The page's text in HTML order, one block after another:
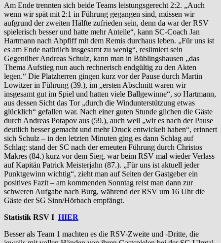
Am Ende trennten sich beide Teams leistungsgerecht 2:2. „Auch
wenn wir spät mit 2:1 in Führung gegangen sind, müssen wir
aufgrund der zweiten Hälfte zufrieden sein, denn da war der RSV
spielerisch besser und hatte mehr Anteile“, kann SC-Coach Jan
Hartmann nach Abpfiff mit dem Remis durchaus leben. „Für uns ist
es am Ende natürlich insgesamt zu wenig“, resümiert sein
Gegenüber Andreas Schulz, kann man in Büblingshausen „das
Thema Aufstieg nun auch rechnerisch endgültig zu den Akten
legen.“ Die Platzherren gingen kurz vor der Pause durch Martin
Lowitzer in Führung (39.), im „ersten Abschnitt waren wir
insgesamt gut im Spiel und hatten viele Ballgewinne“, so Hartmann,
aus dessen Sicht das Tor „durch die Windunterstützung etwas
glücklich“ gefallen war. Nach einer guten Stunde glichen die Gäste
durch Andreas Potapov aus (59.), auch weil „wir es nach der Pause
deutlich besser gemacht und mehr Druck entwickelt haben“, erinnert
sich Schulz – in den letzten Minuten ging es dann Schlag auf
Schlag: stand der SC nach der erneuten Führung durch Christos
Makres (84.) kurz vor dem Sieg, war beim RSV mal wieder Verlass
auf Kapitän Patrick Meisterjahn (87.). „Für uns ist aktuell jeder
Punktgewinn wichtig“, zieht man auf Seiten der Gastgeber ein
positives Fazit – am kommenden Sonntag reist man dann zur
schweren Aufgabe nach Burg, während der RSV um 16 Uhr die
Gäste der SG Sinn/Hörbach empfängt.
Statistik RSV I HIER
Besser als Team 1 machten es die RSV-Zweite und -Dritte, die